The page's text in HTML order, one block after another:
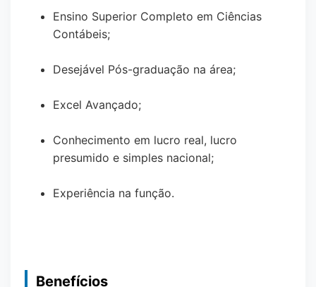
Ensino Superior Completo em Ciências
Contábeis;
Desejável Pós-graduação na área;
Excel Avançado;
Conhecimento em lucro real, lucro
presumido e simples nacional;
Experiência na função.
Benefícios